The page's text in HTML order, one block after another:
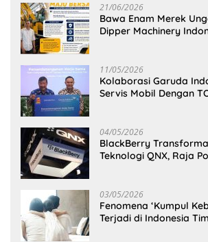
21/06/2026
Bawa Enam Merek
Dipper Machinery
11/05/2026
Kolaborasi Garuda
Servis Mobil Dengan
04/05/2026
BlackBerry
Teknologi QNX, Raja
03/05/2026
Fenomena ‘Kumpul
Terjadi di Indonesia